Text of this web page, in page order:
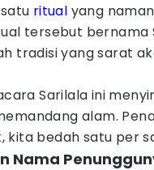
ritual yang
tersebut bernama
tradisi yang sarat
Sarilala ini
alam.
kita bedah satu per
Nama